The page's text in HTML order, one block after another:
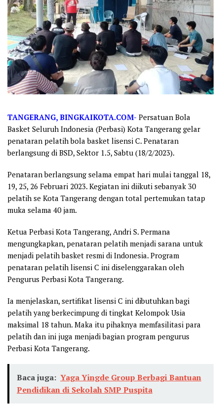
TANGERANG, BINGKAIKOTA.COM- Persatuan Bola
Basket Seluruh Indonesia (Perbasi) Kota Tangerang gelar
penataran pelatih bola basket lisensi C. Penataran
berlangsung di BSD, Sektor 1.5, Sabtu (18/2/2023).
Penataran berlangsung selama empat hari mulai tanggal 18,
19, 25, 26 Februari 2023. Kegiatan ini diikuti sebanyak 30
pelatih se Kota Tangerang dengan total pertemukan tatap
muka selama 40 jam.
Ketua Perbasi Kota Tangerang, Andri S. Permana
mengungkapkan, penataran pelatih menjadi sarana untuk
menjadi pelatih basket resmi di Indonesia. Program
penataran pelatih lisensi C ini diselenggarakan oleh
Pengurus Perbasi Kota Tangerang.
Ia menjelaskan, sertifikat lisensi C ini dibutuhkan bagi
pelatih yang berkecimpung di tingkat Kelompok Usia
maksimal 18 tahun. Maka itu pihaknya memfasilitasi para
pelatih dan ini juga menjadi bagian program pengurus
Perbasi Kota Tangerang.
Baca juga: Yaga Yingde Group Berbagi Bantuan
Pendidikan di Sekolah SMP Puspita